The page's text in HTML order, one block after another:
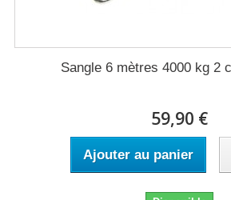
Sangle 6 mètres 4000 kg 2
59,90 €
Ajouter au panier